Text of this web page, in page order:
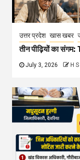
उत्तर प्रदेश खास खबर
तीन पीढ़ियों का संगम:
July 3, 2026 H